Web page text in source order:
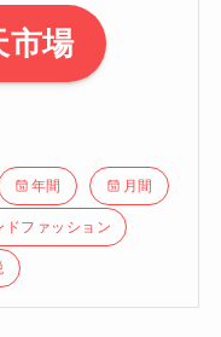
市場
年間 月間
ドファッション